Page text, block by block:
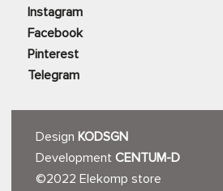
Instagram
Facebook
Pinterest
Telegram
Design KODSGN
Development CENTUM-D
©2022 Elekomp store